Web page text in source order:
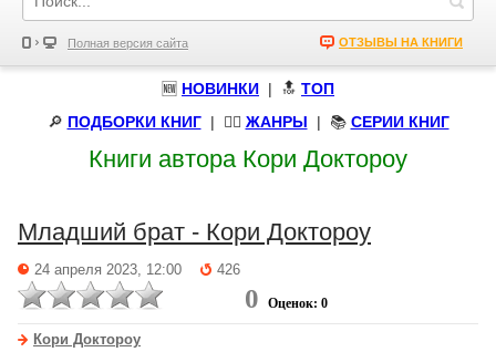
Полная версия сайта ОТЗЫВЫ НА КНИГИ
🆕 НОВИНКИ | 🔝 ТОП
🔎 ПОДБОРКИ КНИГ| 🧝‍♀️ ЖАНРЫ | 📚 СЕРИИ КНИГ
Книги автора Кори Доктороу
Младший брат - Кори Доктороу
24 апреля 2023, 12:00 426
0 Оценок: 0
Кори Доктороу